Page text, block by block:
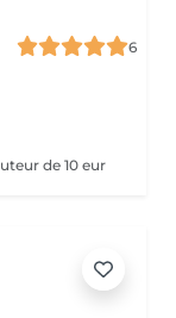
6
de 10 eur